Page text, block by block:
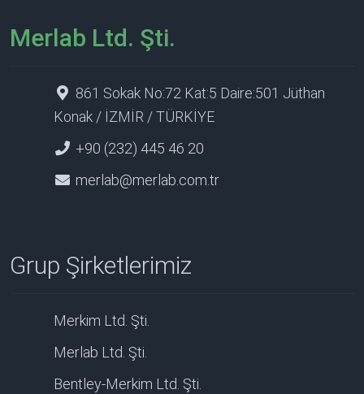
Merlab Ltd. Şti.
861 Sokak No:72 Kat:5 Daire:501 Jüthan
Konak / İZMİR / TÜRKİYE
+90 (232) 445 46 20
merlab@merlab.com.tr
Grup Şirketlerimiz
Merkim Ltd. Şti.
Merlab Ltd. Şti.
Bentley-Merkim Ltd. Şti.